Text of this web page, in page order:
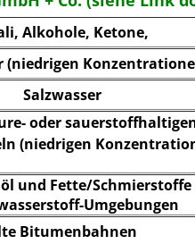
Alkohole, Ketone,
(niedrigen
Salzwasser
oder
(niedrigen
und Fette/Schmierstoffe
Umgebungen
Bitumenbahnen